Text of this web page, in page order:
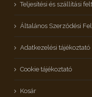
Teljesítési és szállítási
Általános Szerződési
Adatkezelési tájékoztató
Cookie tájékoztató
Kosár